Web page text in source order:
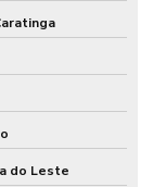
do Leste